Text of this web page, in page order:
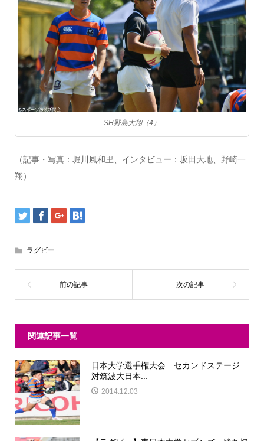
SH野島大翔（4）
（記事・写真：堀川風和里、インタビュー：坂田大地、野崎一
翔）
ラグビー
関連記事一覧
日本大学選手権大会 セカンドステージ
対筑波大日本...
2014.12.03